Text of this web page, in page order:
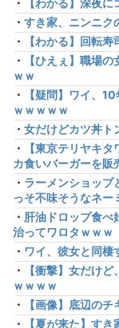
・ すき家、ニンニク
・
【わかる】回転
・
【ひえぇ】職場
ｗｗ
・
【疑問】ワイ、
ｗｗｗｗｗ
・ 女だけどカツ丼ト
・
【東京テリヤキ
カ食いバーガーを販
・ ラーメンショップ
っそ不味そうなネ
・ 肝油ドロップ食べ
治ってワロタｗｗｗ
・ ワイ、彼女と同棲
・
【衝撃】女だけ
ｗｗｗｗ
・
【画像】底辺の
・
【夏が来た】す